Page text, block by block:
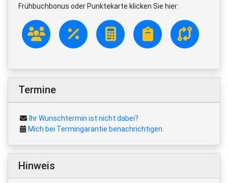
Frühbuchbonus oder Punktekarte klicken Sie hier:
Termine
Ihr Wunschtermin ist nicht dabei?
Mich bei Termingarantie benachrichtigen.
Hinweis